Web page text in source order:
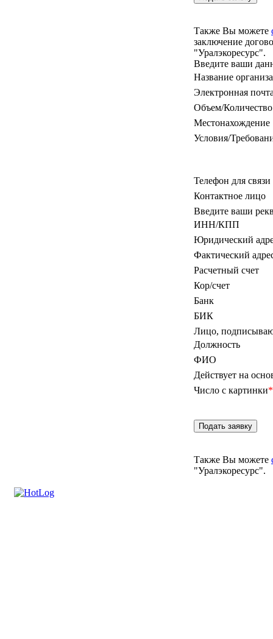
Также Вы можете
заключение
"Уралэкоресурс".
Введите ваши
Название
Электронная
Объем/Количество
Местонахождение
Условия/
Телефон для связи
Контактное лицо
Введите ваши
ИНН/КПП
Юридический
Фактический
Расчетный счет
Кор/счет
Банк
БИК
Лицо,
Должность
ФИО
Действует на
Число с картинки*
Также Вы можете
"Уралэкоресурс".